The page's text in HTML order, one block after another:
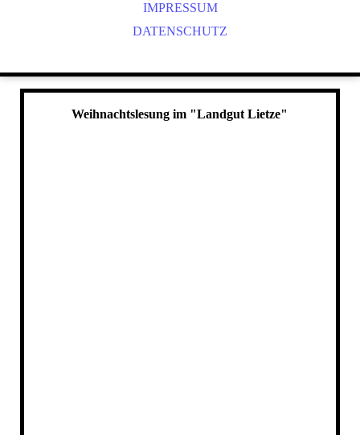
IMPRESSUM
DATENSCHUTZ
Weihnachtslesung im "Landgut Lietze"